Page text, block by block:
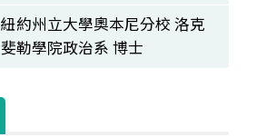
紐約州立大學奧本尼分校 洛克
斐勒學院政治系 博士